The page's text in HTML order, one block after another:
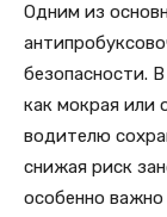
Одним из
безопасности.
как мокрая или
водителю
снижая риск
особенно